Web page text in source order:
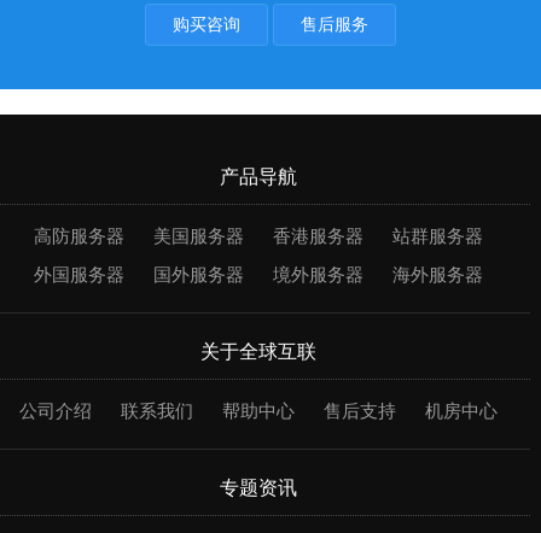
购买咨询 售后服务
产品导航
高防服务器 美国服务器 香港服务器
站群服务器
外国服务器
国外服务器 境外服务器 海外服务器
关于全球互联
公司介绍 联系我们 帮助中心 售后支持 机房中心
专题资讯